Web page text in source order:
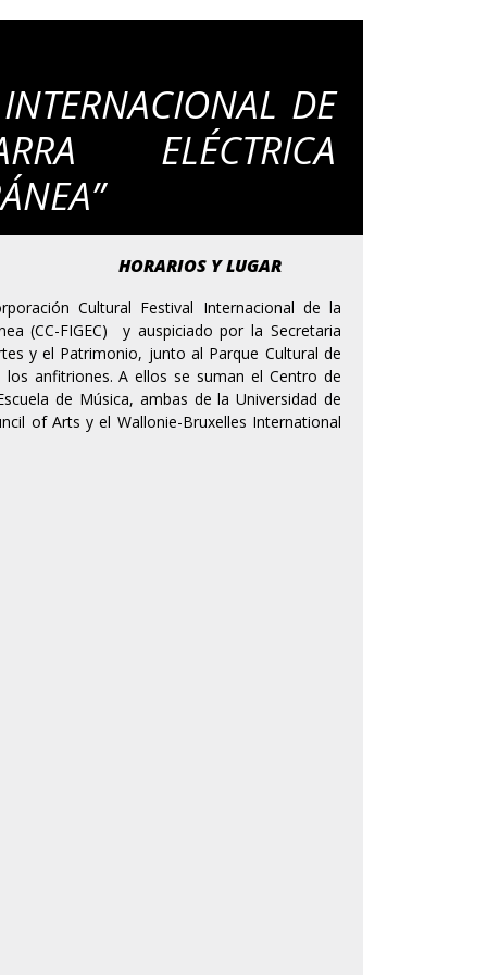
DE
ELÉCTRICA
HORARIOS Y LUGAR
Cultural Festival Internacional de la
(CC-FIGEC) y auspiciado por la Secretaria
y el Patrimonio, junto al Parque Cultural de
los anfitriones. A ellos se suman el Centro de
de Música, ambas de la Universidad de
of Arts y el Wallonie-Bruxelles International